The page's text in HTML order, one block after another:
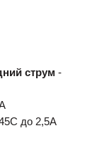
струм -
до 2,5А